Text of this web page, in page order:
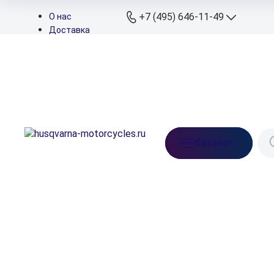
О нас
Доставка
+7 (495) 646-11-49
info@husqvarna-
motorcycles.ru